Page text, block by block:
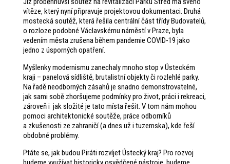
vítěze, který nyní připravuje projektovou dokumentaci. Druhá
mostecká soutěž, která řešila centrální část třídy Budovatelů,
o rozloze podobné Václavskému náměstí v Praze, byla
vedením města zrušena během pandemie COVID-19 jako
jedno z úsporných opatření.
Myšlenky modernismu zanechaly mnoho stop v Ústeckém
kraji – panelová sídliště, brutalistní objekty či rozlehlé parky.
Na řadě neodborných zásahů je snadno demonstrovatelné,
jak sami sobě zhoršujeme podmínky pro život, práci i rekreaci,
zároveň i jak složité je tato místa řešit. V tom nám mohou
pomoci architektonické soutěže, práce odborníků
a zkušenosti ze zahraničí (a dnes už i tuzemska), kde řeší
obdobné problémy.
Ptáte se, jak budou Piráti rozvíjet Ústecký kraj? Pro rozvoj